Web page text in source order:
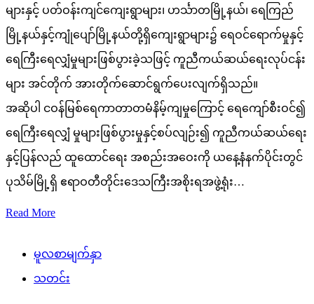
များနှင့် ပတ်ဝန်းကျင်ကျေးရွာများ၊ ဟင်္သာတမြို့နယ်၊ ရေကြည်
မြို့နယ်နှင့်ကျုံပျော်မြို့နယ်တို့ရှိကျေးရွာများ၌ ရေဝင်ရောက်မှုနှင့်
ရေကြီးရေလျှံမှုများဖြစ်ပွားခဲ့သဖြင့် ကူညီကယ်ဆယ်ရေးလုပ်ငန်း
များ အင်တိုက် အားတိုက်ဆောင်ရွက်ပေးလျက်ရှိသည်။
အဆိုပါ ငဝန်မြစ်ရေကာတာတမံနိမ့်ကျမှုကြောင့် ရေကျော်စီးဝင်၍
ရေကြီးရေလျှံ မှုများဖြစ်ပွားမှုနှင့်စပ်လျဉ်း၍ ကူညီကယ်ဆယ်ရေး
နှင့်ပြန်လည် ထူထောင်ရေး အစည်းအဝေးကို ယနေ့နံနက်ပိုင်းတွင်
ပုသိမ်မြို့ရှိ ဧရာဝတီတိုင်းဒေသကြီးအစိုးရအဖွဲ့ရုံး…
Read More
မူလစာမျက်နှာ
သတင်း